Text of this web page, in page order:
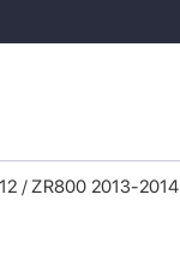
/ ZR800 2013-2014